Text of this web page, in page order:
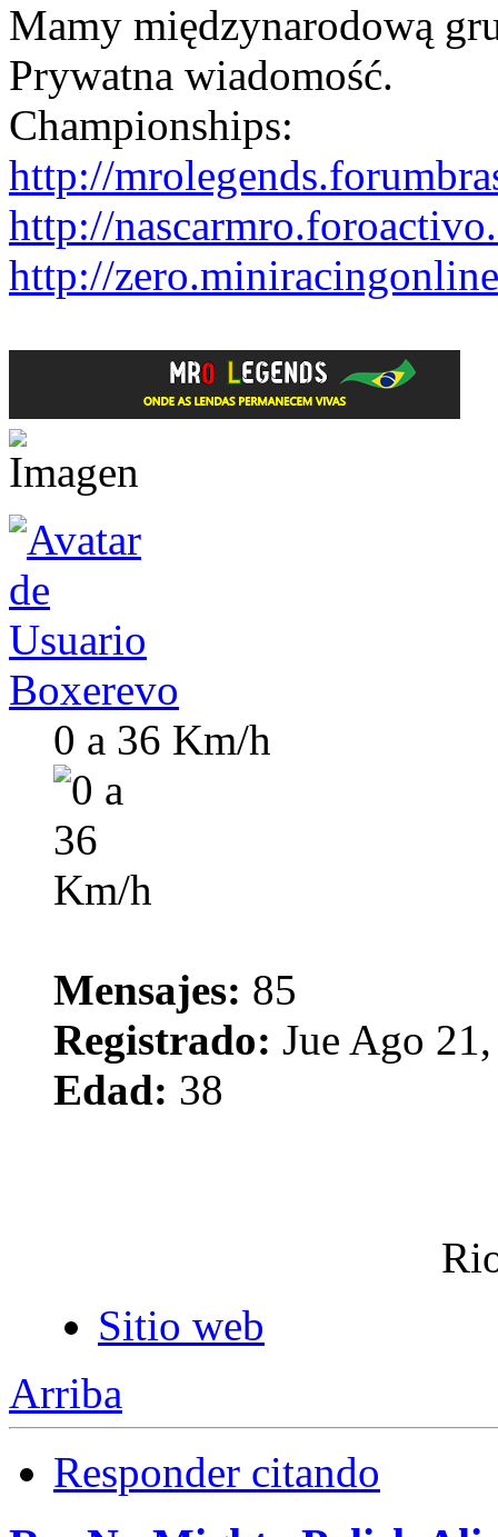
Mamy międzynarodową
Prywatna wiadomość.
Championships:
http://
http://
http://
Boxerevo
0 a 36 Km/h
Mensajes: 85
Registrado: Jue Ago
Edad: 38
Sitio web
Arriba
Responder citando